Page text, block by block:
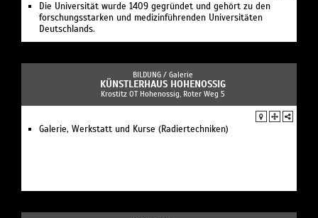
Die Universität wurde 1409 gegründet und gehört zu den
forschungsstarken und medizinführenden Universitäten
Deutschlands.
BILDUNG / Galerie
KÜNSTLERHAUS HOHENOSSIG
Krostitz OT Hohenossig, Roter Weg 5
Galerie, Werkstatt und Kurse (Radiertechniken)